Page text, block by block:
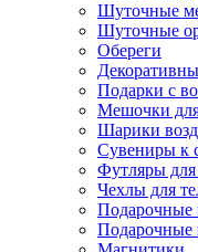
Шуточные
Шуточные
Обереги
Подарки с
Мешочки
Шарики
Сувениры к
Футляры для
Чехлы для
Подарочные
Подарочные